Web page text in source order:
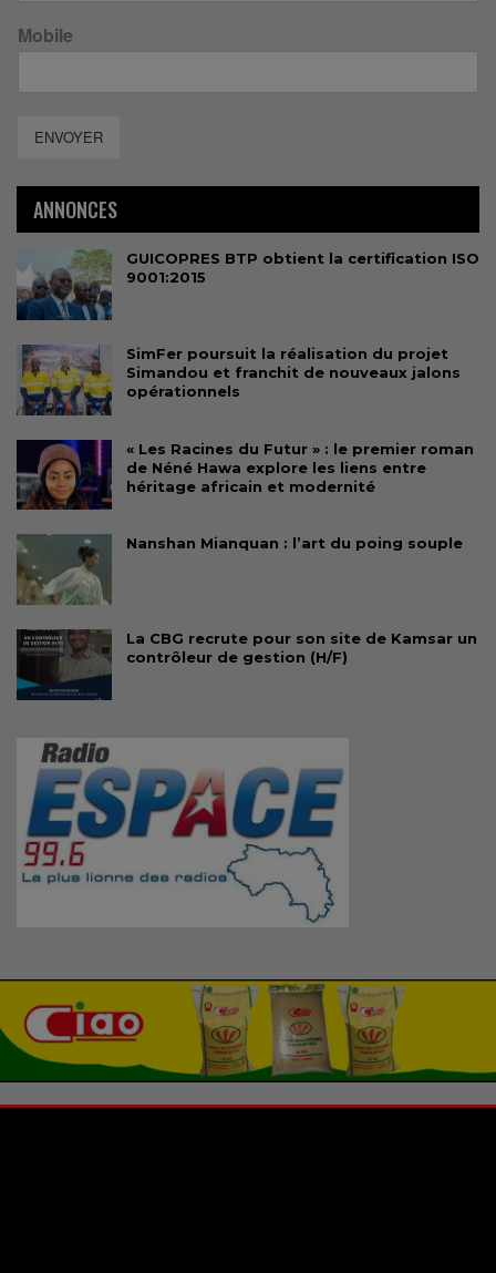
Mobile
ENVOYER
ANNONCES
GUICOPRES BTP obtient la certification ISO
9001:2015
SimFer poursuit la réalisation du projet
Simandou et franchit de nouveaux jalons
opérationnels
« Les Racines du Futur » : le premier roman
de Néné Hawa explore les liens entre
héritage africain et modernité
Nanshan Mianquan : l’art du poing souple
La CBG recrute pour son site de Kamsar un
contrôleur de gestion (H/F)